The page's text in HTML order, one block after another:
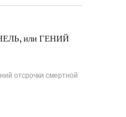
или ГЕНИЙ
отсрочки смертной